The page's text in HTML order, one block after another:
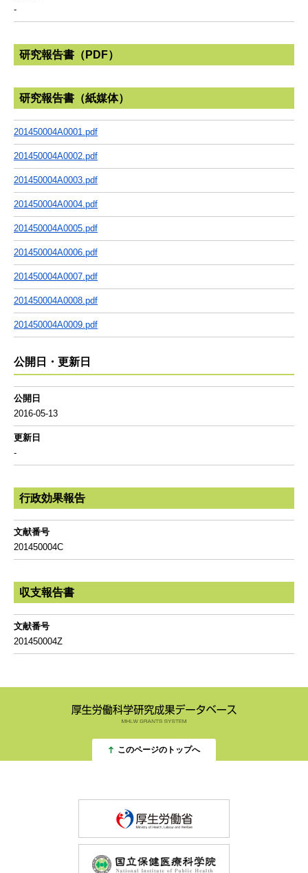
-
研究報告書（PDF）
研究報告書（紙媒体）
201450004A0001.pdf
201450004A0002.pdf
201450004A0003.pdf
201450004A0004.pdf
201450004A0005.pdf
201450004A0006.pdf
201450004A0007.pdf
201450004A0008.pdf
201450004A0009.pdf
公開日・更新日
公開日
2016-05-13
更新日
-
行政効果報告
文献番号
201450004C
収支報告書
文献番号
201450004Z
このページのトップへ